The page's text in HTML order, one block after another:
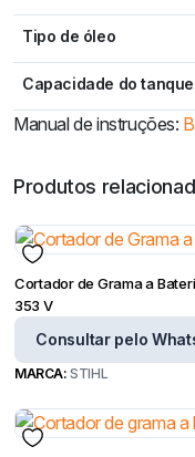
Tipo de óleo
Capacidade do
Manual de instruções:
Produtos
Cortador de Grama a
353 V
Consultar pelo
MARCA:STIHL